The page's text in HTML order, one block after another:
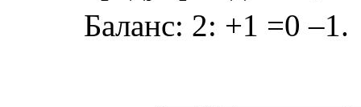
Баланс: 2: +1 =0 –1.